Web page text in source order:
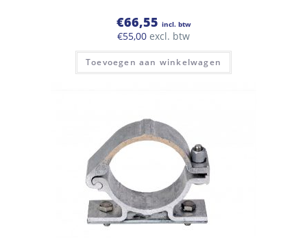
€66,55 incl. btw
€55,00 excl. btw
Toevoegen aan winkelwagen